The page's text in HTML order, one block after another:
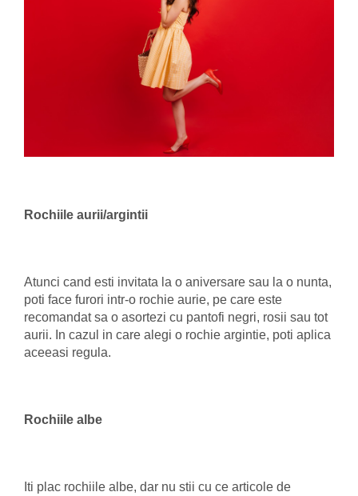
Rochiile aurii/argintii
Atunci cand esti invitata la o aniversare sau la o nunta,
poti face furori intr-o rochie aurie, pe care este
recomandat sa o asortezi cu pantofi negri, rosii sau tot
aurii. In cazul in care alegi o rochie argintie, poti aplica
aceeasi regula.
Rochiile albe
Iti plac rochiile albe, dar nu stii cu ce articole de